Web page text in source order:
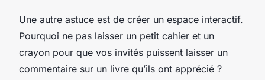
Une autre astuce est de créer un espace interactif.
Pourquoi ne pas laisser un petit cahier et un
crayon pour que vos invités puissent laisser un
commentaire sur un livre qu’ils ont apprécié ?